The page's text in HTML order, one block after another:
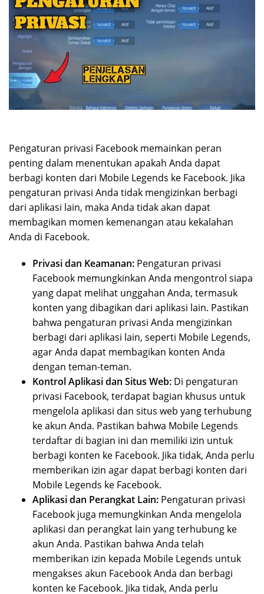
Pengaturan privasi Facebook memainkan peran
penting dalam menentukan apakah Anda dapat
berbagi konten dari Mobile Legends ke Facebook. Jika
pengaturan privasi Anda tidak mengizinkan berbagi
dari aplikasi lain, maka Anda tidak akan dapat
membagikan momen kemenangan atau kekalahan
Anda di Facebook.
Privasi dan Keamanan: Pengaturan privasi
Facebook memungkinkan Anda mengontrol siapa
yang dapat melihat unggahan Anda, termasuk
konten yang dibagikan dari aplikasi lain. Pastikan
bahwa pengaturan privasi Anda mengizinkan
berbagi dari aplikasi lain, seperti Mobile Legends,
agar Anda dapat membagikan konten Anda
dengan teman-teman.
Kontrol Aplikasi dan Situs Web: Di pengaturan
privasi Facebook, terdapat bagian khusus untuk
mengelola aplikasi dan situs web yang terhubung
ke akun Anda. Pastikan bahwa Mobile Legends
terdaftar di bagian ini dan memiliki izin untuk
berbagi konten ke Facebook. Jika tidak, Anda perlu
memberikan izin agar dapat berbagi konten dari
Mobile Legends ke Facebook.
Aplikasi dan Perangkat Lain: Pengaturan privasi
Facebook juga memungkinkan Anda mengelola
aplikasi dan perangkat lain yang terhubung ke
akun Anda. Pastikan bahwa Anda telah
memberikan izin kepada Mobile Legends untuk
mengakses akun Facebook Anda dan berbagi
konten ke Facebook. Jika tidak, Anda perlu